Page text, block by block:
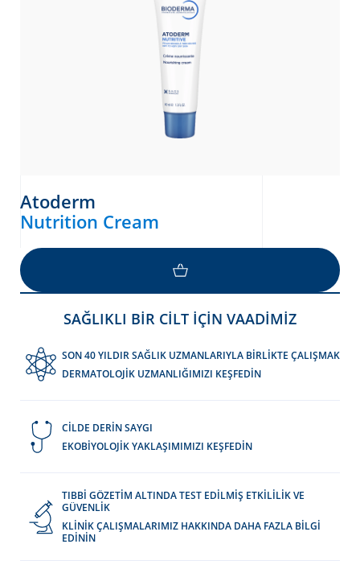
Atoderm
Nutrition Cream
LOAD MORESAĞLIKLI BİR CİLT İÇİN VAADİMİZ
SON 40 YILDIR SAĞLIK UZMANLARIYLA BİRLİKTE ÇALIŞMAK
DERMATOLOJİK UZMANLIĞIMIZI KEŞFEDİN
CİLDE DERİN SAYGI
EKOBİYOLOJİK YAKLAŞIMIMIZI KEŞFEDİN
TIBBİ GÖZETİM ALTINDA TEST EDİLMİŞ ETKİLİLİK VE
GÜVENLİK
KLİNİK ÇALIŞMALARIMIZ HAKKINDA DAHA FAZLA BİLGİ
EDİNİN